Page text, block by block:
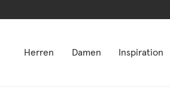
Herren Damen Inspiration